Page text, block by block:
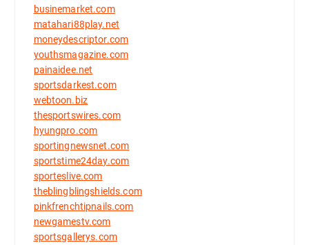
businemarket.com
matahari88play.net
moneydescriptor.com
youthsmagazine.com
painaidee.net
sportsdarkest.com
webtoon.biz
thesportswires.com
hyungpro.com
sportingnewsnet.com
sportstime24day.com
sporteslive.com
theblingblingshields.com
pinkfrenchtipnails.com
newgamestv.com
sportsgallerys.com